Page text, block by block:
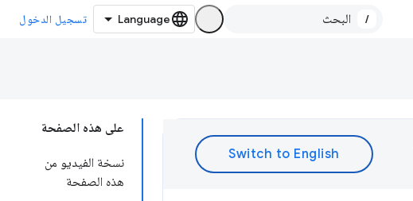
/ تسجيل الدخول
على هذه الصفحة
نسخة الفيديو من
هذه الصفحة